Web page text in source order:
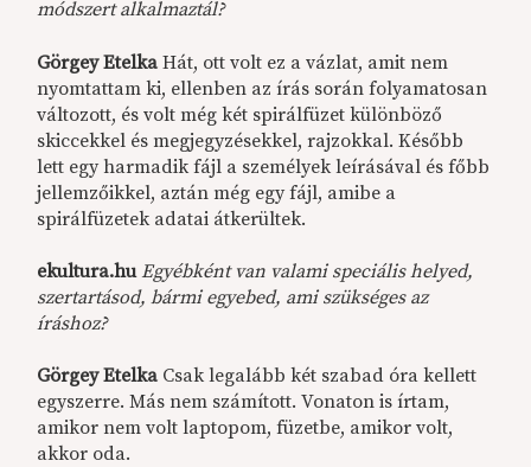
módszert alkalmaztál?
Görgey Etelka Hát, ott volt ez a vázlat, amit nem
nyomtattam ki, ellenben az írás során folyamatosan
változott, és volt még két spirálfüzet különböző
skiccekkel és megjegyzésekkel, rajzokkal. Később
lett egy harmadik fájl a személyek leírásával és főbb
jellemzőikkel, aztán még egy fájl, amibe a
spirálfüzetek adatai átkerültek.
ekultura.hu Egyébként van valami speciális helyed,
szertartásod, bármi egyebed, ami szükséges az
íráshoz?
Görgey Etelka Csak legalább két szabad óra kellett
egyszerre. Más nem számított. Vonaton is írtam,
amikor nem volt laptopom, füzetbe, amikor volt,
akkor oda.